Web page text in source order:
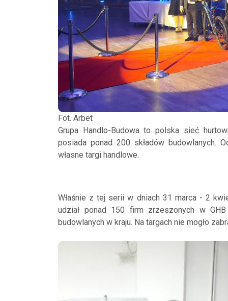
Fot. Arbet
Grupa Handlo-Budowa to polska sieć
posiada ponad 200 składów budowlanych.
własne targi handlowe.
Właśnie z tej serii w dniach 31 marca - 2
udział ponad 150 firm zrzeszonych w
budowlanych w kraju. Na targach nie mogło